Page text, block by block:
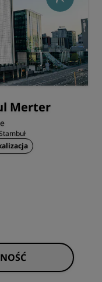
Merter